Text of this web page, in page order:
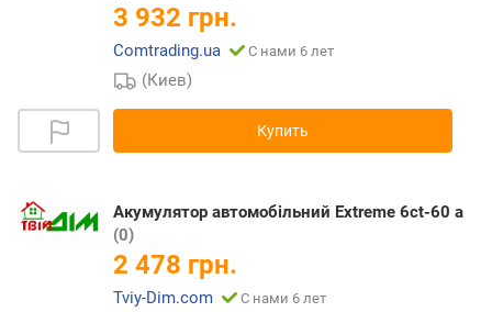
3 932 грн.
Comtrading.ua С нами 6 лет
(Киев)
Купить
Акумулятор автомобільний Extreme 6ct-60 a
(0)
2 478 грн.
Tviy-Dim.com С нами 6 лет